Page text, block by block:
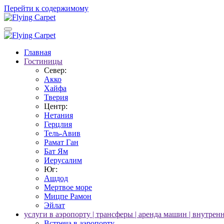
Перейти к содержимому
Главная
Гостиницы
Север:
Акко
Хайфа
Тверия
Центр:
Нетания
Герцлия
Тель-Авив
Рамат Ган
Бат Ям
Иерусалим
Юг:
Ашдод
Мертвое море
Мицпе Рамон
Эйлат
услуги в аэропорту | трансферы | аренда машин |